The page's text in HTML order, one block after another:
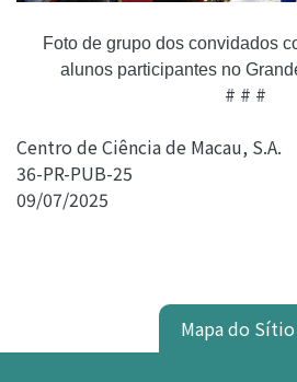
Foto de grupo dos convidados
alunos participantes no
# # #
Centro de Ciência de Macau, S.A.
36-PR-PUB-25
09/07/2025
Mapa do Sítio